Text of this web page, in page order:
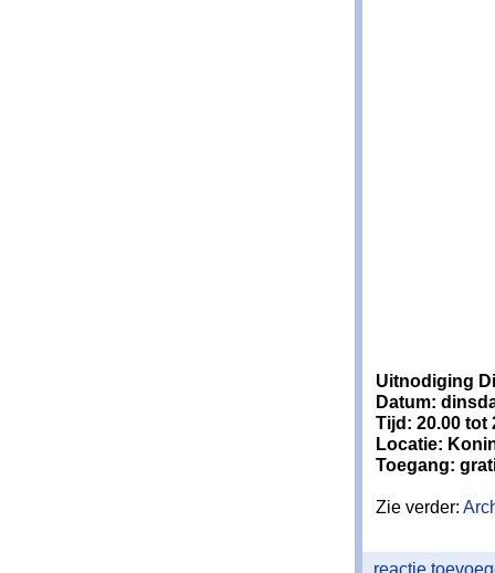
Uitnodiging
Datum:
Tijd: 20.00 tot
Locatie:
Toegang:
Zie verder:
reactie